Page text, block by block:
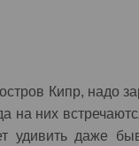
Кипр,
на них
удивить даже